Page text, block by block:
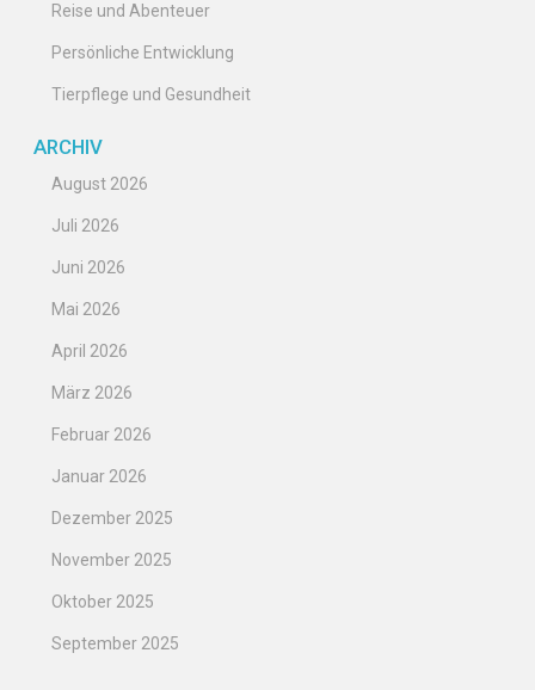
Reise und Abenteuer
Persönliche Entwicklung
Tierpflege und Gesundheit
ARCHIV
August 2026
Juli 2026
Juni 2026
Mai 2026
April 2026
März 2026
Februar 2026
Januar 2026
Dezember 2025
November 2025
Oktober 2025
September 2025